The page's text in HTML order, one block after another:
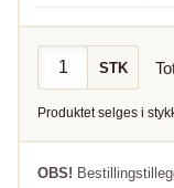
STK
Produktet selges i
OBS!